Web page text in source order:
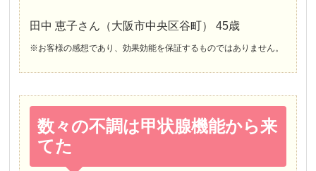
田中 恵子さん（大阪市中央区谷町） 45歳
※お客様の感想であり、効果効能を保証するものではありません。
数々の不調は甲状腺機能から来
てた